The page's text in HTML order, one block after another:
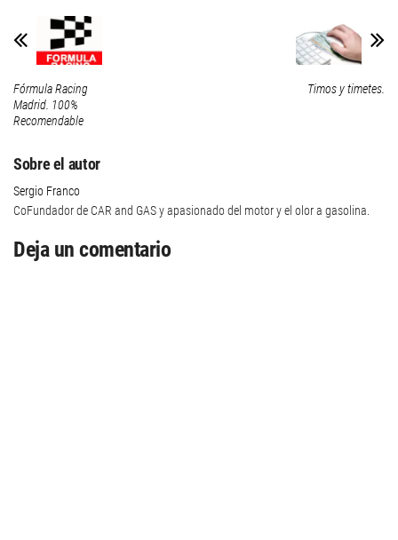
Fórmula Racing
Madrid. 100%
Recomendable
Timos y timetes.
Sobre el autor
Sergio Franco
CoFundador de CAR and GAS y apasionado del motor y el olor a gasolina.
Deja un comentario